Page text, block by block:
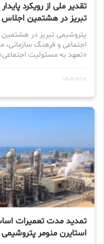
تقدیر ملی از رویکرد
تبریز در هشتمین
پتروشیمی تبریز در
اجتماعی و فرهنگ
«تعهد به مسئولیت
1404/7/17
تمدید مدت تعمیرات
استایرن منومر